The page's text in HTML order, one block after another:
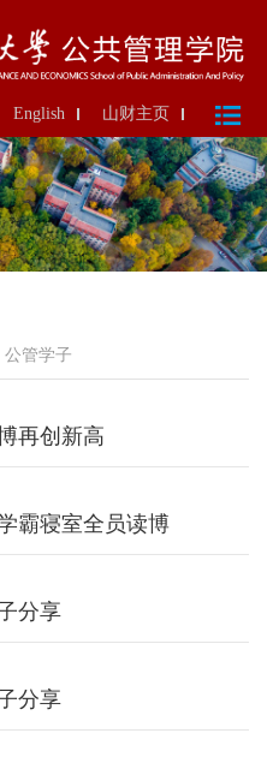
山财主页
English
公管学子
再创新高
霸寝室全员读博
分享
分享